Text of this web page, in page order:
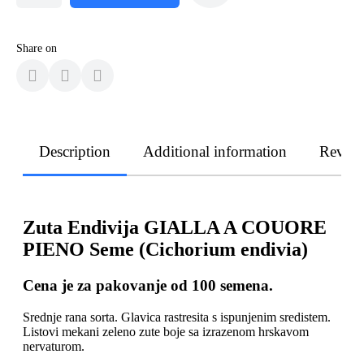
Share on
Description Additional information
Zuta Endivija GIALLA A COUORE
PIENO Seme (Cichorium endivia)
Cena je za pakovanje od 100 semena.
Srednje rana sorta. Glavica rastresita s ispunjenim sredistem.
Listovi mekani zeleno zute boje sa izrazenom hrskavom
nervaturom.